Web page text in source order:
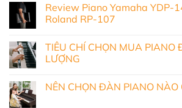
Review Piano Yamaha YDP-
Roland RP-107
TIÊU CHÍ CHỌN MUA PIANO
LƯỢNG
NÊN CHỌN ĐÀN PIANO NÀO